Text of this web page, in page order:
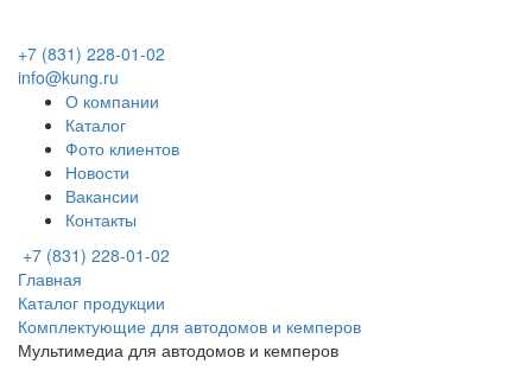
+7 (831) 228-01-02
info@kung.ru
О компании
Каталог
Фото клиентов
Новости
Вакансии
Контакты
+7 (831) 228-01-02
Главная
Каталог продукции
Комплектующие для автодомов и кемперов
Мультимедиа для автодомов и кемперов